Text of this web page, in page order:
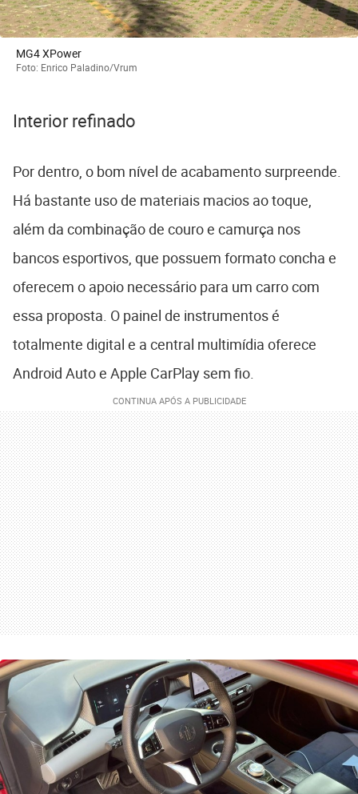
MG4 XPower
Foto: Enrico Paladino/Vrum
Interior refinado
Por dentro, o bom nível de acabamento surpreende.
Há bastante uso de materiais macios ao toque,
além da combinação de couro e camurça nos
bancos esportivos, que possuem formato concha e
oferecem o apoio necessário para um carro com
essa proposta. O painel de instrumentos é
totalmente digital e a central multimídia oferece
Android Auto e Apple CarPlay sem fio.